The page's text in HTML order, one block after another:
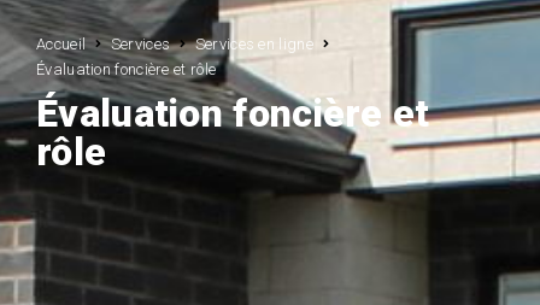
Accueil Services
Services en ligne
Évaluation foncière et rôle
Évaluation foncière et
rôle